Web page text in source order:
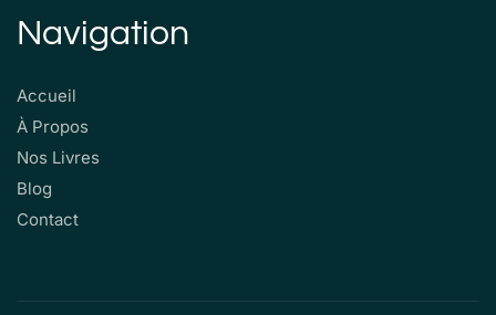
Navigation
Accueil
À Propos
Nos Livres
Blog
Contact